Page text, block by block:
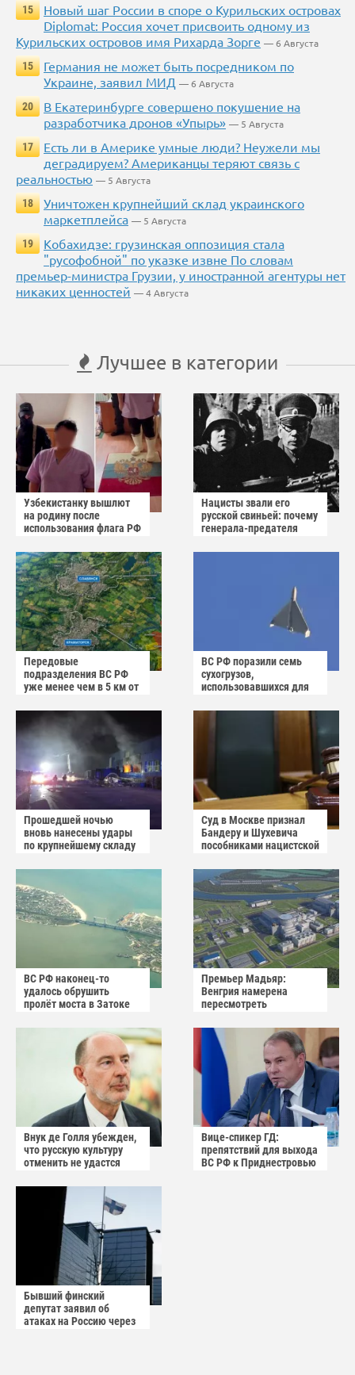
15
Новый шаг России в споре о Курильских островах
Diplomat: Россия хочет присвоить одному из
Курильских островов имя Рихарда Зорге — 6 Августа
15
Германия не может быть посредником по
Украине, заявил МИД — 6 Августа
20
В Екатеринбурге совершено покушение на
разработчика дронов «Упырь» — 5 Августа
17
Есть ли в Америке умные люди? Неужели мы
деградируем? Американцы теряют связь с
реальностью — 5 Августа
18
Уничтожен крупнейший склад украинского
маркетплейса — 5 Августа
19
Кобахидзе: грузинская оппозиция стала
"русофобной" по указке извне По словам
премьер-министра Грузии, у иностранной агентуры нет
никаких ценностей — 4 Августа
Лучшее в категории
Узбекистанку вышлют
на родину после
использования флага РФ
Нацисты звали его
русской свиньей: почему
генерала-предателя
публичного суда
Передовые
подразделения ВС РФ
уже менее чем в 5 км от
Славянска
ВС РФ поразили семь
сухогрузов,
использовавшихся для
Прошедшей ночью
вновь нанесены удары
по крупнейшему складу
маркетплейса Rozetka
Суд в Москве признал
Бандеру и Шухевича
пособниками нацистской
ВС РФ наконец-то
удалось обрушить
пролёт моста в Затоке
Премьер Мадьяр:
Венгрия намерена
пересмотреть
АЭС "Пакш-2"
Внук де Голля убежден,
что русскую культуру
отменить не удастся
Вице-спикер ГД:
препятствий для выхода
ВС РФ к Приднестровью
Бывший финский
депутат заявил об
атаках на Россию через